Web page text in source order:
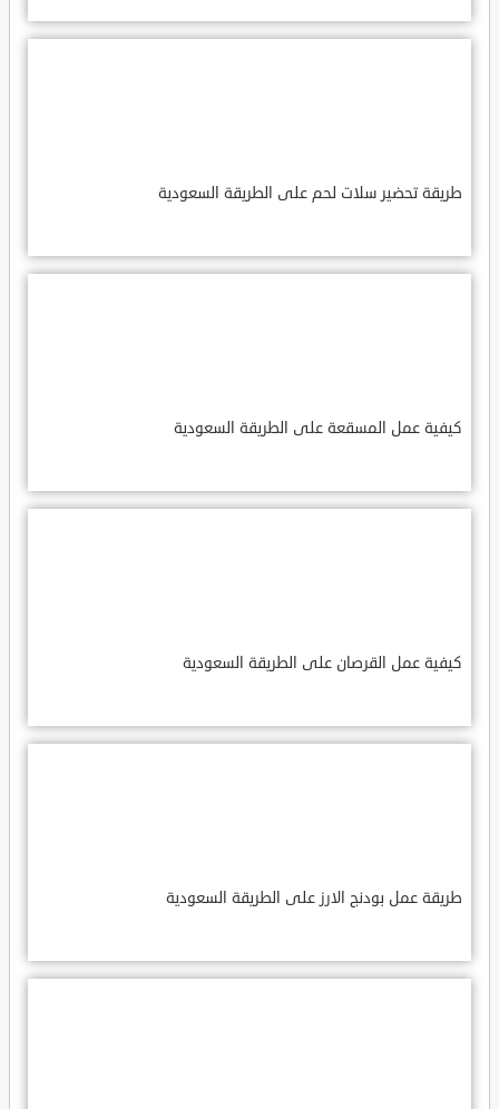
طريقة تحضير سلات لحم على الطريقة السعودية
كيفية عمل المسقعة على الطريقة السعودية
كيفية عمل القرصان على الطريقة السعودية
طريقة عمل بودنج الارز على الطريقة السعودية